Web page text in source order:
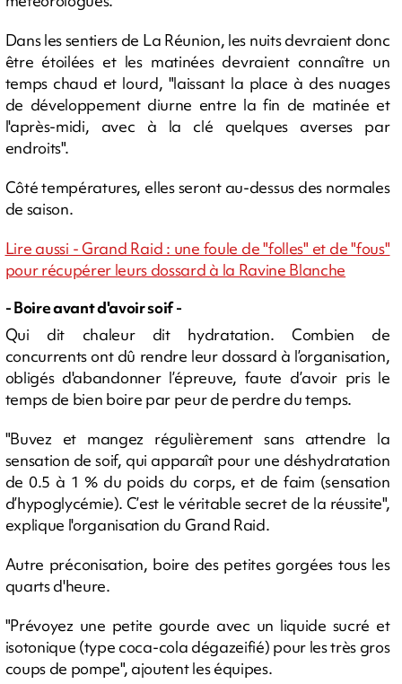
Dans les sentiers de La Réunion, les nuits devraient donc
être étoilées et les matinées devraient connaître un
temps chaud et lourd, "laissant la place à des nuages
de développement diurne entre la fin de matinée et
l'après-midi, avec à la clé quelques averses par
endroits".
Côté températures, elles seront au-dessus des normales
de saison.
Lire aussi - Grand Raid : une foule de "folles" et de "fous"
pour récupérer leurs dossard à la Ravine Blanche
- Boire avant d'avoir soif -
Qui dit chaleur dit hydratation. Combien de
concurrents ont dû rendre leur dossard à l’organisation,
obligés d'abandonner l’épreuve, faute d’avoir pris le
temps de bien boire par peur de perdre du temps.
"Buvez et mangez régulièrement sans attendre la
sensation de soif, qui apparaît pour une déshydratation
de 0.5 à 1 % du poids du corps, et de faim (sensation
d’hypoglycémie). C’est le véritable secret de la réussite",
explique l'organisation du Grand Raid.
Autre préconisation, boire des petites gorgées tous les
quarts d'heure.
"Prévoyez une petite gourde avec un liquide sucré et
isotonique (type coca-cola dégazeifié) pour les très gros
coups de pompe", ajoutent les équipes.